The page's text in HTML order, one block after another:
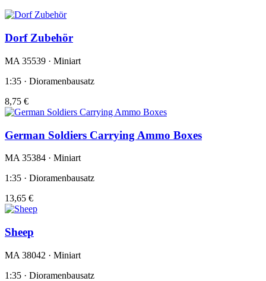
Dorf Zubehör
MA 35539 · Miniart
1:35 · Dioramenbausatz
8,75 €
German Soldiers Carrying Ammo Boxes
MA 35384 · Miniart
1:35 · Dioramenbausatz
13,65 €
Sheep
MA 38042 · Miniart
1:35 · Dioramenbausatz